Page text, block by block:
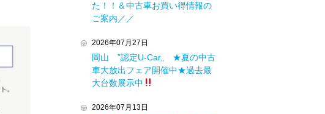
た！！＆中古車お買い得情報の
ご案内／／
2026年07月27日
岡山 ”認定U-Car„ ★夏の中古
車大放出フェア開催中★過去最
大台数展示中
2026年07月13日